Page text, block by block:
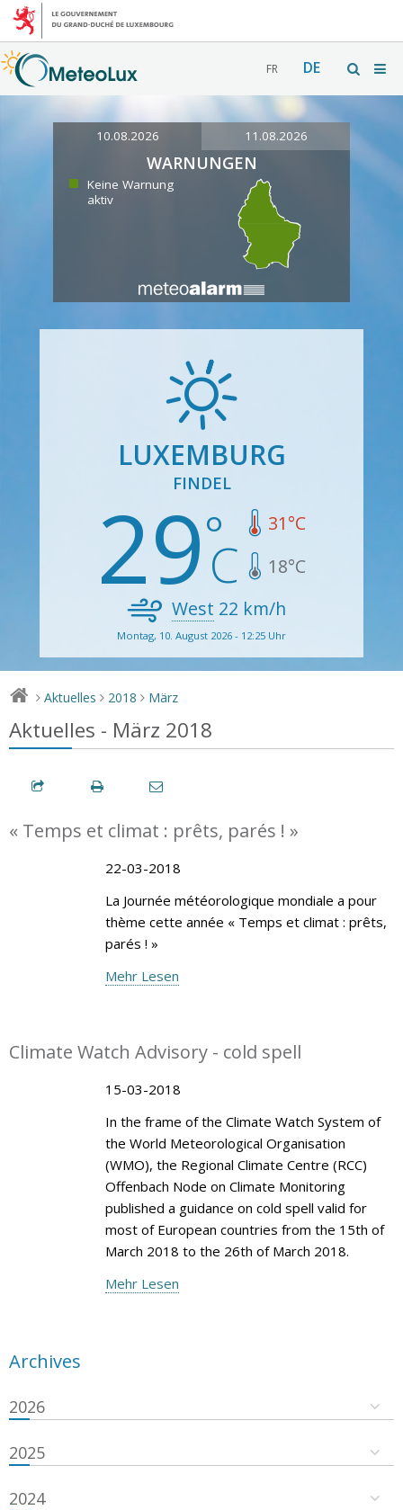
FR DE
10.08.2026 11.08.2026
WARNUNGEN
Keine Warnung
aktiv
LUXEMBURG
FINDEL
29 31°C
18°C
West 22 km/h
Montag, 10. August 2026 - 12:25 Uhr
> Aktuelles > 2018 > März
Aktuelles - März 2018
« Temps et climat : prêts, parés ! »
22-03-2018
La Journée météorologique mondiale a pour
thème cette année « Temps et climat : prêts,
parés ! »
Mehr Lesen
Climate Watch Advisory - cold spell
15-03-2018
In the frame of the Climate Watch System of
the World Meteorological Organisation
(WMO), the Regional Climate Centre (RCC)
Offenbach Node on Climate Monitoring
published a guidance on cold spell valid for
most of European countries from the 15th of
March 2018 to the 26th of March 2018.
Mehr Lesen
Archives
2026
2025
2024